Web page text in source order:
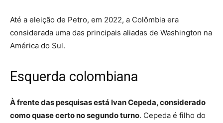
Até a eleição de Petro, em 2022, a Colômbia era
considerada uma das principais aliadas de Washington na
América do Sul.
Esquerda colombiana
À frente das pesquisas está Ivan Cepeda, considerado
como quase certo no segundo turno. Cepeda é filho do